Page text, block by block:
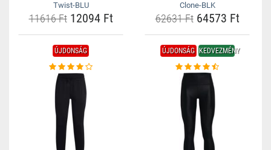
Twist-BLU
11616 Ft12094 Ft
Clone-BLK
62631 Ft64573 Ft
ÚJDONSÁG ÚJDONSÁG KEDVEZMÉNY